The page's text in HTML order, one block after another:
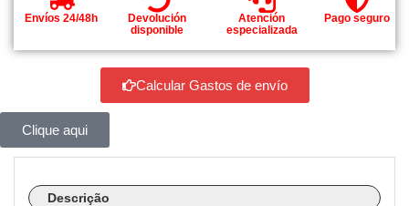
Envíos 24/48h
Devolución
disponible
Atención
especializada
Pago seguro
Calcular Gastos de envío
Clique aqui
Descrição